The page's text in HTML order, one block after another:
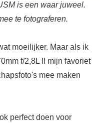
is een waar juweel.
te fotograferen.
moeilijker. Maar als ik
f/2,8L II mijn favoriet
mee maken
perfect doen voor